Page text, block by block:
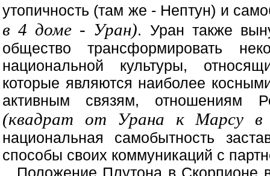
утопичность (там же - Нептун) и
в 4 доме - Уран). Уран также
общество трансформировать
национальной культуры,
которые являются наиболее
активным связям, отношениям
(квадрат от Урана к Марсу
национальная самобытность
способы своих коммуникаций с
Положение Плутона в